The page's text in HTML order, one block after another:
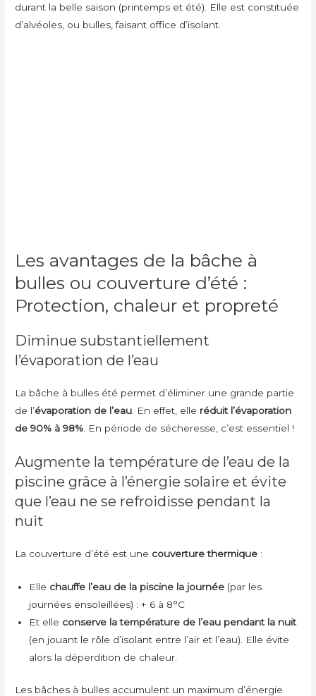
durant la belle saison (printemps et été). Elle est constituée
d’alvéoles, ou bulles, faisant office d’isolant.
Les avantages de la bâche à
bulles ou couverture d’été :
Protection, chaleur et propreté
Diminue substantiellement
l’évaporation de l’eau
La bâche à bulles été permet d’éliminer une grande partie
de l’évaporation de l’eau . En effet, elle réduit l’évaporation
de 90% à 98% . En période de sécheresse, c’est essentiel !
Augmente la température de l’eau de la
piscine grâce à l’énergie solaire et évite
que l’eau ne se refroidisse pendant la
nuit
La couverture d’été est une couverture thermique :
Elle chauffe l’eau de la piscine la journée (par les
journées ensoleillées) : + 6 à 8°C
Et elle conserve la température de l’eau pendant la nuit
(en jouant le rôle d’isolant entre l’air et l’eau). Elle évite
alors la déperdition de chaleur.
Les bâches à bulles accumulent un maximum d’énergie